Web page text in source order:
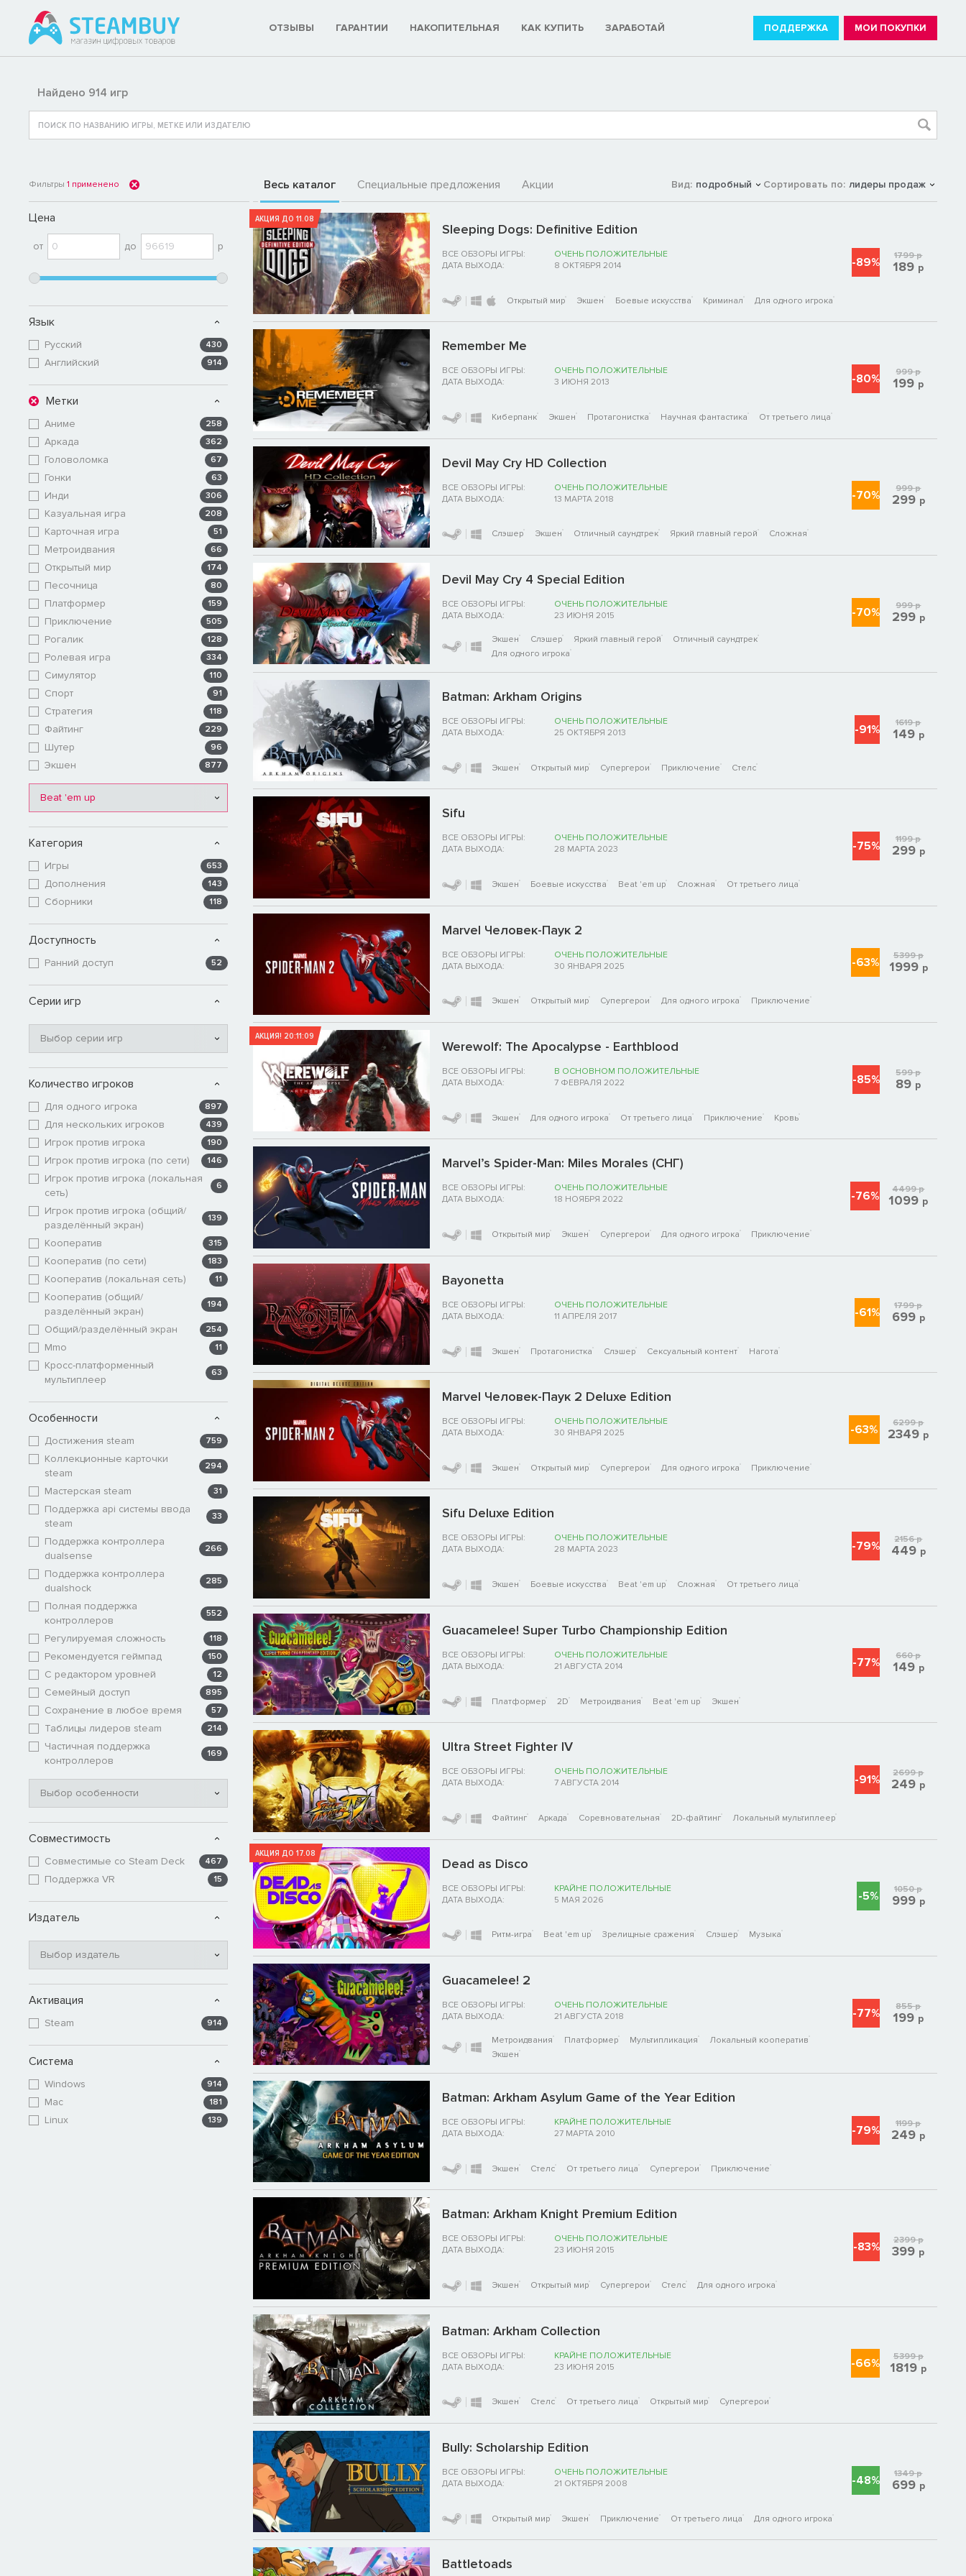
ОТЗЫВЫ ГАРАНТИИ НАКОПИТЕЛЬНАЯ КАК КУПИТЬ ЗАРАБОТАЙ ПОДДЕРЖКА МОИ ПОКУПКИ
Найдено 914 игр
Фильтры 1 применено
Цена
от до р
Язык
Русский 430
Английский 914
Метки
Аниме 258
Аркада 362
Головоломка 67
Гонки 63
Инди 306
Казуальная игра 208
Карточная игра 51
Метроидвания 66
Открытый мир 174
Песочница 80
Платформер 159
Приключение 505
Рогалик 128
Ролевая игра 334
Симулятор 110
Спорт 91
Стратегия 118
Файтинг 229
Шутер 96
Экшен 877
Beat 'em up
Категория
Игры 653
Дополнения 143
Сборники 118
Доступность
Ранний доступ 52
Серии игр
Выбор серии игр
Количество игроков
Для одного игрока 897
Для нескольких игроков 439
Игрок против игрока 190
Игрок против игрока (по сети) 146
Игрок против игрока (локальная
сеть)
6
Игрок против игрока (общий/
разделённый экран)
139
Кооператив 315
Кооператив (по сети) 183
Кооператив (локальная сеть) 11
Кооператив (общий/
разделённый экран)
194
Общий/разделённый экран 254
Mmo 11
Кросс-платформенный
мультиплеер
63
Особенности
Достижения steam 759
Коллекционные карточки
steam
294
Мастерская steam 31
Поддержка api системы ввода
steam
33
Поддержка контроллера
dualsense
266
Поддержка контроллера
dualshock
285
Полная поддержка
контроллеров
552
Регулируемая сложность 118
Рекомендуется геймпад 150
С редактором уровней 12
Семейный доступ 895
Сохранение в любое время 57
Таблицы лидеров steam 214
Частичная поддержка
контроллеров
169
Выбор особенности
Совместимость
Совместимые со Steam Deck 467
Поддержка VR 15
Издатель
Выбор издатель
Активация
Steam 914
Система
Windows 914
Mac 181
Linux 139
Весь каталог Специальные предложения Акции Вид: подробный Сортировать по: лидеры продаж
АКЦИЯ ДО 11.08
Sleeping Dogs: Definitive Edition
ВСЕ ОБЗОРЫ ИГРЫ:
ОЧЕНЬ ПОЛОЖИТЕЛЬНЫЕ
ДАТА ВЫХОДА:
8 ОКТЯБРЯ 2014
Открытый мир Экшен Боевые искусства Криминал Для одного игрока
-89% 1799р
189 р
Remember Me
ВСЕ ОБЗОРЫ ИГРЫ:
ОЧЕНЬ ПОЛОЖИТЕЛЬНЫЕ
ДАТА ВЫХОДА:
3 ИЮНЯ 2013
Киберпанк Экшен Протагонистка Научная фантастика От третьего лица
-80% 999р
199 р
Devil May Cry HD Collection
ВСЕ ОБЗОРЫ ИГРЫ:
ОЧЕНЬ ПОЛОЖИТЕЛЬНЫЕ
ДАТА ВЫХОДА:
13 МАРТА 2018
Слэшер Экшен Отличный саундтрек Яркий главный герой Сложная
-70% 999р
299 р
Devil May Cry 4 Special Edition
ВСЕ ОБЗОРЫ ИГРЫ:
ОЧЕНЬ ПОЛОЖИТЕЛЬНЫЕ
ДАТА ВЫХОДА:
23 ИЮНЯ 2015
Экшен Слэшер Яркий главный герой
Отличный саундтрек
Для одного игрока
-70% 999р
299 р
Batman: Arkham Origins
ВСЕ ОБЗОРЫ ИГРЫ:
ОЧЕНЬ ПОЛОЖИТЕЛЬНЫЕ
ДАТА ВЫХОДА:
25 ОКТЯБРЯ 2013
Экшен Открытый мир Супергерои Приключение Стелс
-91% 1619р
149 р
Sifu
ВСЕ ОБЗОРЫ ИГРЫ:
ОЧЕНЬ ПОЛОЖИТЕЛЬНЫЕ
ДАТА ВЫХОДА:
28 МАРТА 2023
Экшен Боевые искусства Beat 'em up Сложная От третьего лица
-75% 1199р
299 р
Marvel Человек-Паук 2
ВСЕ ОБЗОРЫ ИГРЫ:
ОЧЕНЬ ПОЛОЖИТЕЛЬНЫЕ
ДАТА ВЫХОДА:
30 ЯНВАРЯ 2025
Экшен Открытый мир Супергерои Для одного игрока Приключение
-63% 5399р
1999 р
АКЦИЯ! 20:11:09
Werewolf: The Apocalypse - Earthblood
ВСЕ ОБЗОРЫ ИГРЫ:
В ОСНОВНОМ ПОЛОЖИТЕЛЬНЫЕ
ДАТА ВЫХОДА:
7 ФЕВРАЛЯ 2022
Экшен Для одного игрока От третьего лица Приключение Кровь
-85% 599р
89 р
Marvel’s Spider-Man: Miles Morales (СНГ)
ВСЕ ОБЗОРЫ ИГРЫ:
ОЧЕНЬ ПОЛОЖИТЕЛЬНЫЕ
ДАТА ВЫХОДА:
18 НОЯБРЯ 2022
Открытый мир Экшен Супергерои Для одного игрока Приключение
-76% 4499р
1099 р
Bayonetta
ВСЕ ОБЗОРЫ ИГРЫ:
ОЧЕНЬ ПОЛОЖИТЕЛЬНЫЕ
ДАТА ВЫХОДА:
11 АПРЕЛЯ 2017
Экшен Протагонистка Слэшер Сексуальный контент Нагота
-61% 1799р
699 р
Marvel Человек-Паук 2 Deluxe Edition
ВСЕ ОБЗОРЫ ИГРЫ:
ОЧЕНЬ ПОЛОЖИТЕЛЬНЫЕ
ДАТА ВЫХОДА:
30 ЯНВАРЯ 2025
Экшен Открытый мир Супергерои Для одного игрока Приключение
-63% 6299р
2349 р
Sifu Deluxe Edition
ВСЕ ОБЗОРЫ ИГРЫ:
ОЧЕНЬ ПОЛОЖИТЕЛЬНЫЕ
ДАТА ВЫХОДА:
28 МАРТА 2023
Экшен Боевые искусства Beat 'em up Сложная От третьего лица
-79% 2156р
449 р
Guacamelee! Super Turbo Championship Edition
ВСЕ ОБЗОРЫ ИГРЫ:
ОЧЕНЬ ПОЛОЖИТЕЛЬНЫЕ
ДАТА ВЫХОДА:
21 АВГУСТА 2014
Платформер 2D Метроидвания Beat 'em up Экшен
-77% 660р
149 р
Ultra Street Fighter IV
ВСЕ ОБЗОРЫ ИГРЫ:
ОЧЕНЬ ПОЛОЖИТЕЛЬНЫЕ
ДАТА ВЫХОДА:
7 АВГУСТА 2014
Файтинг Аркада Соревновательная 2D-файтинг Локальный мультиплеер
-91% 2699р
249 р
АКЦИЯ ДО 17.08
Dead as Disco
ВСЕ ОБЗОРЫ ИГРЫ:
КРАЙНЕ ПОЛОЖИТЕЛЬНЫЕ
ДАТА ВЫХОДА:
5 МАЯ 2026
Ритм-игра Beat 'em up Зрелищные сражения Слэшер Музыка
-5% 1050р
999 р
Guacamelee! 2
ВСЕ ОБЗОРЫ ИГРЫ:
ОЧЕНЬ ПОЛОЖИТЕЛЬНЫЕ
ДАТА ВЫХОДА:
21 АВГУСТА 2018
Метроидвания Платформер Мультипликация
Локальный кооператив
Экшен
-77% 855р
199 р
Batman: Arkham Asylum Game of the Year Edition
ВСЕ ОБЗОРЫ ИГРЫ:
КРАЙНЕ ПОЛОЖИТЕЛЬНЫЕ
ДАТА ВЫХОДА:
27 МАРТА 2010
Экшен Стелс От третьего лица Супергерои Приключение
-79% 1199р
249 р
Batman: Arkham Knight Premium Edition
ВСЕ ОБЗОРЫ ИГРЫ:
ОЧЕНЬ ПОЛОЖИТЕЛЬНЫЕ
ДАТА ВЫХОДА:
23 ИЮНЯ 2015
Экшен Открытый мир Супергерои Стелс Для одного игрока
-83% 2399р
399 р
Batman: Arkham Collection
ВСЕ ОБЗОРЫ ИГРЫ:
КРАЙНЕ ПОЛОЖИТЕЛЬНЫЕ
ДАТА ВЫХОДА:
23 ИЮНЯ 2015
Экшен Стелс От третьего лица Открытый мир Супергерои
-66% 5399р
1819 р
Bully: Scholarship Edition
ВСЕ ОБЗОРЫ ИГРЫ:
ОЧЕНЬ ПОЛОЖИТЕЛЬНЫЕ
ДАТА ВЫХОДА:
21 ОКТЯБРЯ 2008
Открытый мир Экшен Приключение От третьего лица Для одного игрока
-48% 1349р
699 р
Battletoads